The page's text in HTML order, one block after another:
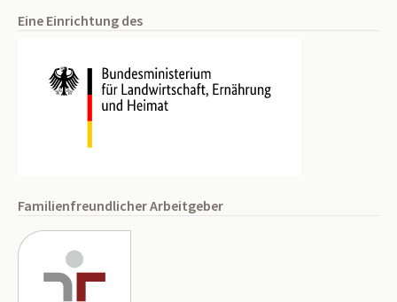
Eine Einrichtung des
Familienfreundlicher Arbeitgeber